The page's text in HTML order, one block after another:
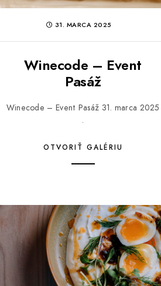
31. MARCA 2025
Winecode – Event
Pasáž
Winecode – Event Pasáž 31. marca 2025
.
OTVORIŤ GALÉRIU